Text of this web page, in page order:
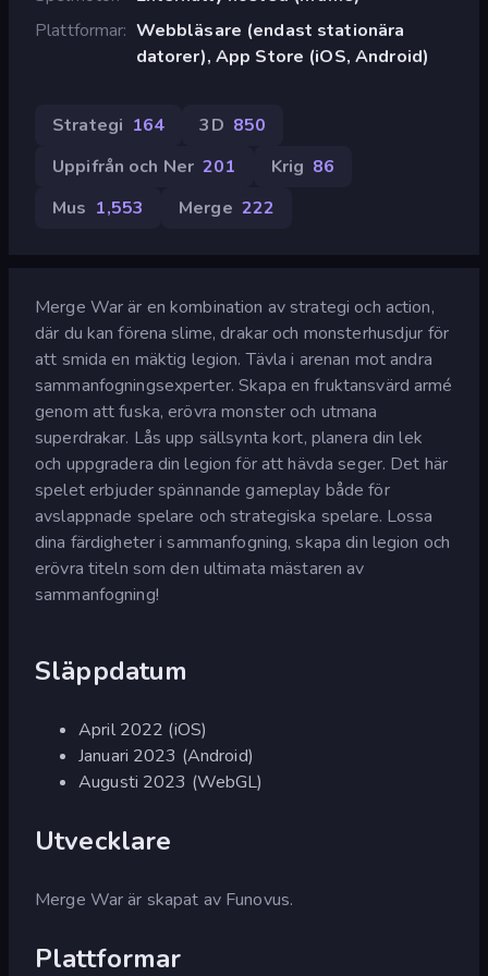
Plattformar Webbläsare (endast stationära
datorer), App Store (iOS, Android)
Strategi 164 3D 850
Uppifrån och Ner 201 Krig 86
Mus 1,553 Merge 222
Merge War är en kombination av strategi och action,
där du kan förena slime, drakar och monsterhusdjur för
att smida en mäktig legion. Tävla i arenan mot andra
sammanfogningsexperter. Skapa en fruktansvärd armé
genom att fuska, erövra monster och utmana
superdrakar. Lås upp sällsynta kort, planera din lek
och uppgradera din legion för att hävda seger. Det här
spelet erbjuder spännande gameplay både för
avslappnade spelare och strategiska spelare. Lossa
dina färdigheter i sammanfogning, skapa din legion och
erövra titeln som den ultimata mästaren av
sammanfogning!
Släppdatum
April 2022 (iOS)
Januari 2023 (Android)
Augusti 2023 (WebGL)
Utvecklare
Merge War är skapat av Funovus.
Plattformar